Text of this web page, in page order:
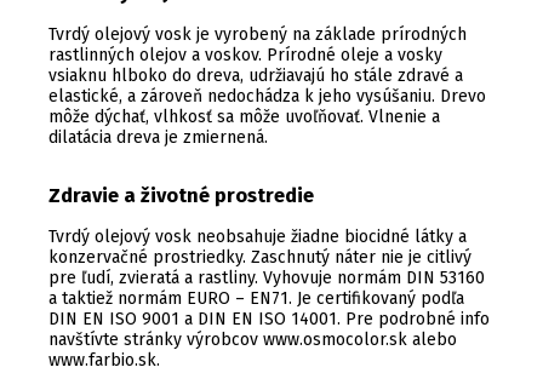
Tvrdý olejový vosk je vyrobený na základe prírodných
rastlinných olejov a voskov. Prírodné oleje a vosky
vsiaknu hlboko do dreva, udržiavajú ho stále zdravé a
elastické, a zároveň nedochádza k jeho vysúšaniu. Drevo
môže dýchať, vlhkosť sa môže uvoľňovať. Vlnenie a
dilatácia dreva je zmiernená.
Zdravie a životné prostredie
Tvrdý olejový vosk neobsahuje žiadne biocidné látky a
konzervačné prostriedky. Zaschnutý náter nie je citlivý
pre ľudí, zvieratá a rastliny. Vyhovuje normám DIN 53160
a taktiež normám EURO – EN71. Je certifikovaný podľa
DIN EN ISO 9001 a DIN EN ISO 14001. Pre podrobné info
navštívte stránky výrobcov www.osmocolor.sk alebo
www.farbio.sk.